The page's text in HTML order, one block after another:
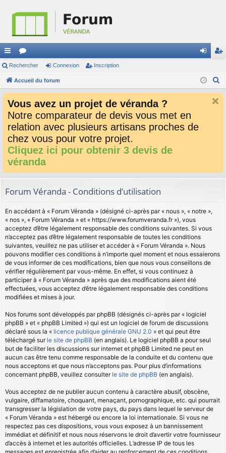
ac
co
ci
or
u
s
ne cri
Rechercher Connexion Inscription
Accueil du forum
r
Vous avez un projet de véranda ?
Notre comparateur de devis vous met en
relation avec plusieurs artisans proches de
chez vous pour votre projet.
Cliquez ici pour obtenir 3 devis de
véranda
Forum Véranda - Conditions d’utilisation
En accédant à « Forum Véranda » (désigné ci-après par « nous », « notre »,
« nos », « Forum Véranda » et « https://www.forumveranda.fr »), vous
acceptez d’être légalement responsable des conditions suivantes. Si vous
n’acceptez pas d’être légalement responsable de toutes les conditions
suivantes, veuillez ne pas utiliser et accéder à « Forum Véranda ». Nous
pouvons modifier ces conditions à n’importe quel moment et nous essaierons
de vous informer de ces modifications, bien que nous vous conseillons de
vérifier régulièrement par vous-même. En effet, si vous continuez à
participer à « Forum Véranda » après que des modifications aient été
effectuées, vous acceptez d’être légalement responsable des conditions
modifiées et mises à jour.
Nos forums sont développés par phpBB (désignés ci-après par « logiciel
phpBB » et « phpBB Limited ») qui est un logiciel de forum de discussions
déclaré sous la « licence publique générale GNU 2.0 » et qui peut être
téléchargé sur le site de phpBB (en anglais). Le logiciel phpBB a pour seul
but de faciliter les discussions sur internet et phpBB Limited ne peut en
aucun cas être tenu comme responsable de la conduite et du contenu que
nous acceptons et que nous n’acceptons pas. Pour plus d’informations
concernant phpBB, veuillez consulter le site de phpBB (en anglais).
Vous acceptez de ne publier aucun contenu à caractère abusif, obscène,
vulgaire, diffamatoire, choquant, menaçant, pornographique, etc. qui pourrait
transgresser la législation de votre pays, du pays dans lequel le serveur de
« Forum Véranda » est hébergé ou encore la loi internationale. Si vous ne
respectez pas ces dispositions, vous vous exposez à un bannissement
immédiat et définitif et nous nous réservons le droit d’avertir votre fournisseur
d’accès à internet et les autorités officielles. L’adresse IP de tous les
messages est enregistrée afin d’aider au renforcement de ces conditions.